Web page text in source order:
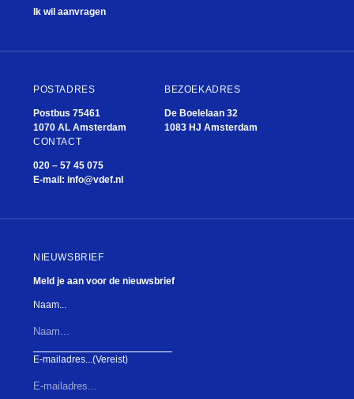
Ik wil aanvragen
POSTADRES
Postbus 75461
1070 AL Amsterdam
BEZOEKADRES
De Boelelaan 32
1083 HJ Amsterdam
CONTACT
020 – 57 45 075
E-mail: info@vdef.nl
NIEUWSBRIEF
Meld je aan voor de nieuwsbrief
Naam...
E-mailadres...(Vereist)